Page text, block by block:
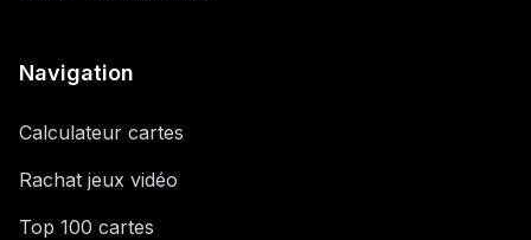
Navigation
Calculateur cartes
Rachat jeux vidéo
Top 100 cartes